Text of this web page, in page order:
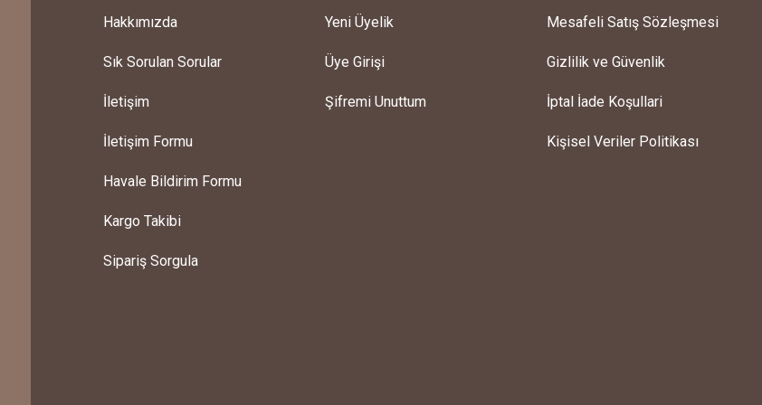
Blue Daisy Mug, El Yapımı Papatyalı Kupa
750,00 TL
Hakkımızda
Sık Sorulan Sorular
İletişim
İletişim Formu
Havale Bildirim Formu
Kargo Takibi
Sipariş Sorgula
Yeni Üyelik
Üye Girişi
Şifremi Unuttum
Mesafeli Satış Sözleşmesi
Gizlilik ve Güvenlik
İptal İade Koşullari
Kişisel Veriler Politikası